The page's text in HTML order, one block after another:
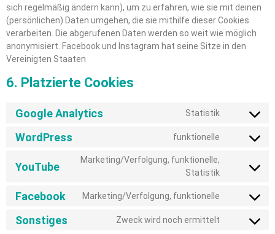
sich regelmäßig ändern kann), um zu erfahren, wie sie mit deinen
(persönlichen) Daten umgehen, die sie mithilfe dieser Cookies
verarbeiten. Die abgerufenen Daten werden so weit wie möglich
anonymisiert. Facebook und Instagram hat seine Sitze in den
Vereinigten Staaten
6. Platzierte Cookies
Google Analytics Statistik
WordPress funktionelle
YouTube
Marketing/Verfolgung, funktionelle,
Statistik
Facebook Marketing/Verfolgung, funktionelle
Sonstiges Zweck wird noch ermittelt